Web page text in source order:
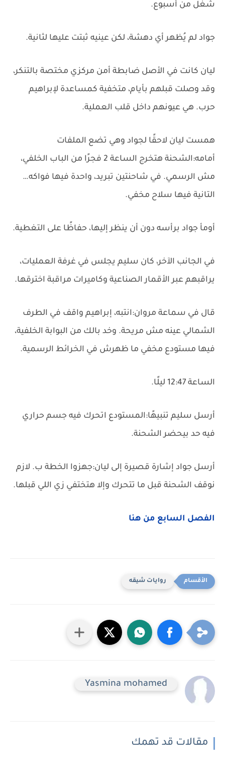
شغل من أسبوع.
جواد لم يُظهر أي دهشة، لكن عينيه ثبتت عليها لثانية.
ليان كانت في الأصل ضابطة أمن مركزي مختصة بالتنكر،
وقد وصلت قبلهم بأيام، متخفية كمساعدة لإبراهيم
حرب. هي عيونهم داخل قلب العملية.
همست ليان لاحقًا لجواد وهي تضع الملفات
أمامه:الشحنة هتخرج الساعة 2 فجرًا من الباب الخلفي،
مش الرسمي. في شاحنتين تبريد، واحدة فيها فواكه…
التانية فيها سلاح مخفي.
أومأ جواد برأسه دون أن ينظر إليها، حفاظًا على التغطية.
في الجانب الآخر، كان سليم يجلس في غرفة العمليات،
يراقبهم عبر الأقمار الصناعية وكاميرات مراقبة اخترقها.
قال في سماعة مروان:انتبه، إبراهيم واقف في الطرف
الشمالي عينه مش مريحة. وخد بالك من البوابة الخلفية،
فيها مستودع مخفي ما ظهرش في الخرائط الرسمية.
الساعة 12:47 ليلًا.
أرسل سليم تنبيهًا:المستودع اتحرك فيه جسم حراري
فيه حد بيحضر الشحنة.
أرسل جواد إشارة قصيرة إلى ليان:جهزوا الخطة ب. لازم
نوقف الشحنة قبل ما تتحرك وإلا هتختفي زي اللي قبلها.
الفصل السابع من هنا
روايات شيقه
Yasmina mohamed
مقالات قد تهمك